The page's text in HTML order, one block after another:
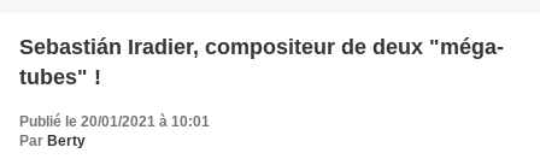
Sebastián Iradier, compositeur de deux "méga-
tubes" !
Publié le 20/01/2021 à 10:01
Par Berty